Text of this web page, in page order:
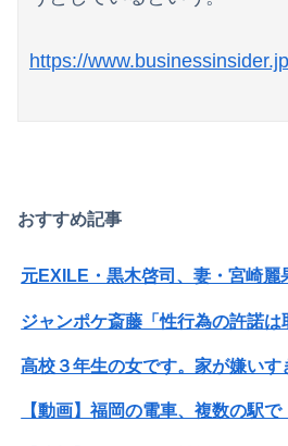
Powered by livedoor 相互RSS
https://
おすすめ記事